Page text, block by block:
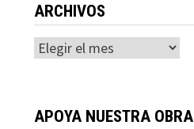
ARCHIVOS
Archivos
APOYA NUESTRA OBRA